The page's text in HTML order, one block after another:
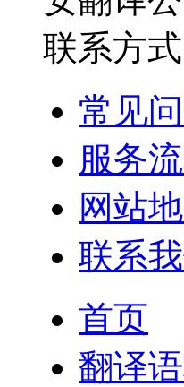
常见
服务
网站
联系
首页
翻译